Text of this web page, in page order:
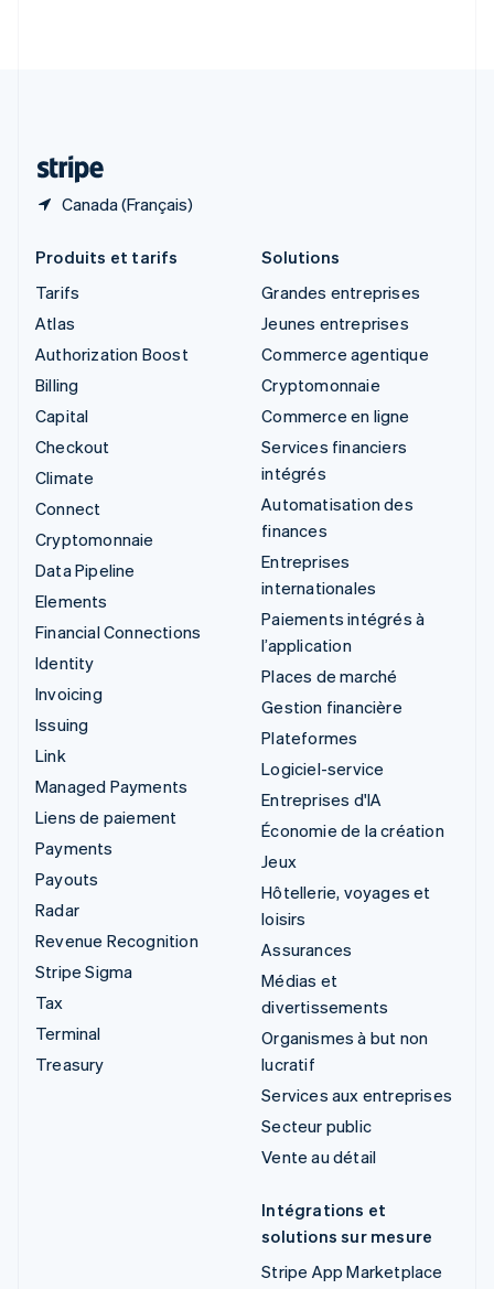
Canada (Français)
Produits et tarifs
Tarifs
Atlas
Authorization Boost
Billing
Capital
Checkout
Climate
Connect
Cryptomonnaie
Data Pipeline
Elements
Financial Connections
Identity
Invoicing
Issuing
Link
Managed Payments
Liens de paiement
Payments
Payouts
Radar
Revenue Recognition
Stripe Sigma
Tax
Terminal
Treasury
Solutions
Grandes entreprises
Jeunes entreprises
Commerce agentique
Cryptomonnaie
Commerce en ligne
Services financiers
intégrés
Automatisation des
finances
Entreprises
internationales
Paiements intégrés à
l’application
Places de marché
Gestion financière
Plateformes
Logiciel-service
Entreprises d'IA
Économie de la création
Jeux
Hôtellerie, voyages et
loisirs
Assurances
Médias et
divertissements
Organismes à but non
lucratif
Services aux entreprises
Secteur public
Vente au détail
Intégrations et
solutions sur mesure
Stripe App Marketplace